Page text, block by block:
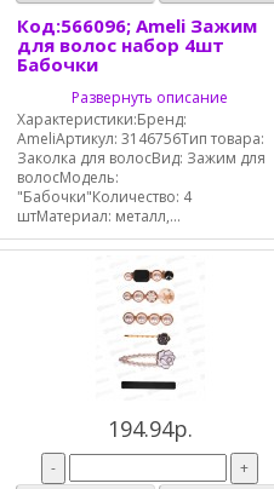
Код:566096; Ameli Зажим
для волос набор 4шт
Бабочки
Развернуть описание
Характеристики:Бренд:
AmeliАртикул: 3146756Тип товара:
Заколка для волосВид: Зажим для
волосМодель:
"Бабочки"Количество: 4
штМатериал: металл,...
194.94р.
-
+